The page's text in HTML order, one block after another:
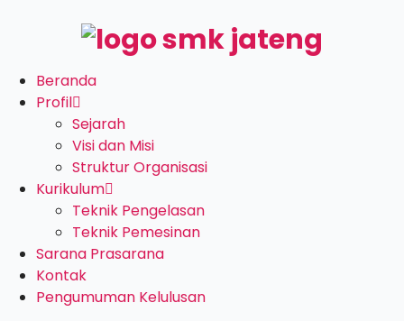
Beranda
Profil
Sejarah
Visi dan Misi
Struktur Organisasi
Kurikulum
Teknik Pengelasan
Teknik Pemesinan
Sarana Prasarana
Kontak
Pengumuman Kelulusan